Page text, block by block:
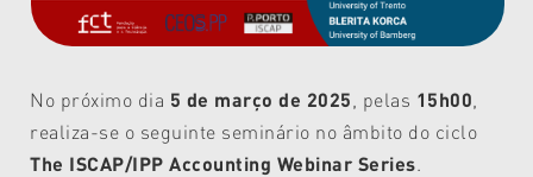
No próximo dia 5 de março de 2025 , pelas 15h00
realiza-se o seguinte seminário no âmbito do ciclo
The ISCAP/IPP Accounting Webinar Series.